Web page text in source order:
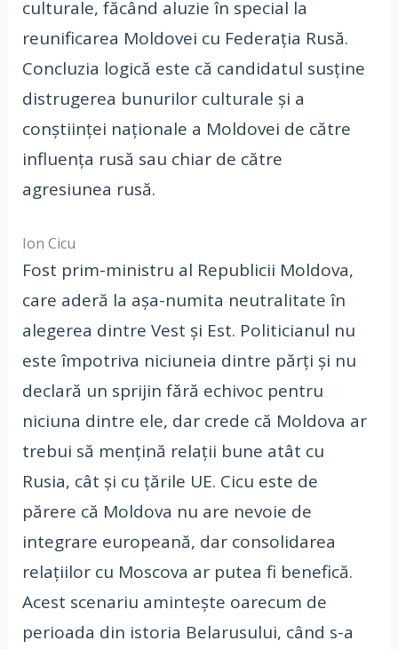
culturale, făcând aluzie în special la
reunificarea Moldovei cu Federația Rusă.
Concluzia logică este că candidatul susține
distrugerea bunurilor culturale și a
conștiinței naționale a Moldovei de către
influența rusă sau chiar de către
agresiunea rusă.
Ion Cicu
Fost prim-ministru al Republicii Moldova,
care aderă la așa-numita neutralitate în
alegerea dintre Vest și Est. Politicianul nu
este împotriva niciuneia dintre părți și nu
declară un sprijin fără echivoc pentru
niciuna dintre ele, dar crede că Moldova ar
trebui să mențină relații bune atât cu
Rusia, cât și cu țările UE. Cicu este de
părere că Moldova nu are nevoie de
integrare europeană, dar consolidarea
relațiilor cu Moscova ar putea fi benefică.
Acest scenariu amintește oarecum de
perioada din istoria Belarusului, când s-a